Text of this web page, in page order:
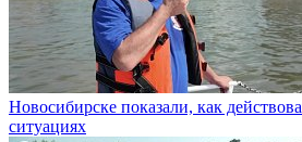
Новосибирске показали, как
ситуациях